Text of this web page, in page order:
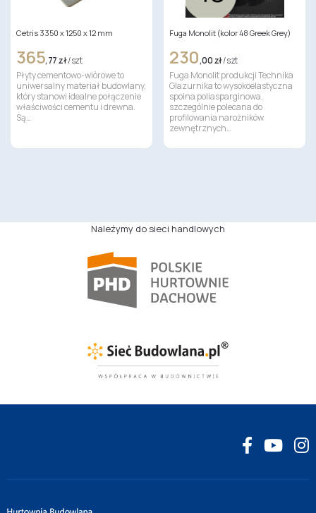
Cetris 3350 x 1250 x 12 mm
365,77 zł/ szt
Płyty cementowo-wiórowe to
uniwersalny materiał budowlany,
który stanowi idealne połączenie
właściwości cementu i drewna.
Są…
Fuga Monolit (kolor 48 Greek Grey)
230,00 zł/ szt
Fuga Monolit produkcji Technika
Glazurnika to wysokoelastyczna
spoina poliasparginowa,
szczególnie polecana do
profilowania narożników
zewnętrznych…
Należymy do sieci handlowych